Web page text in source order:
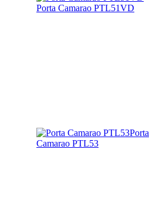
Porta Camarao PTL51VD
Porta
Camarao PTL53